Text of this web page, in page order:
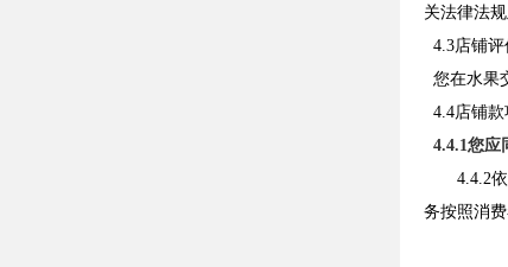
关法律法
4.3店铺评
您在水果
4.4店铺
4.4.1您应
4.4.2
务按照消